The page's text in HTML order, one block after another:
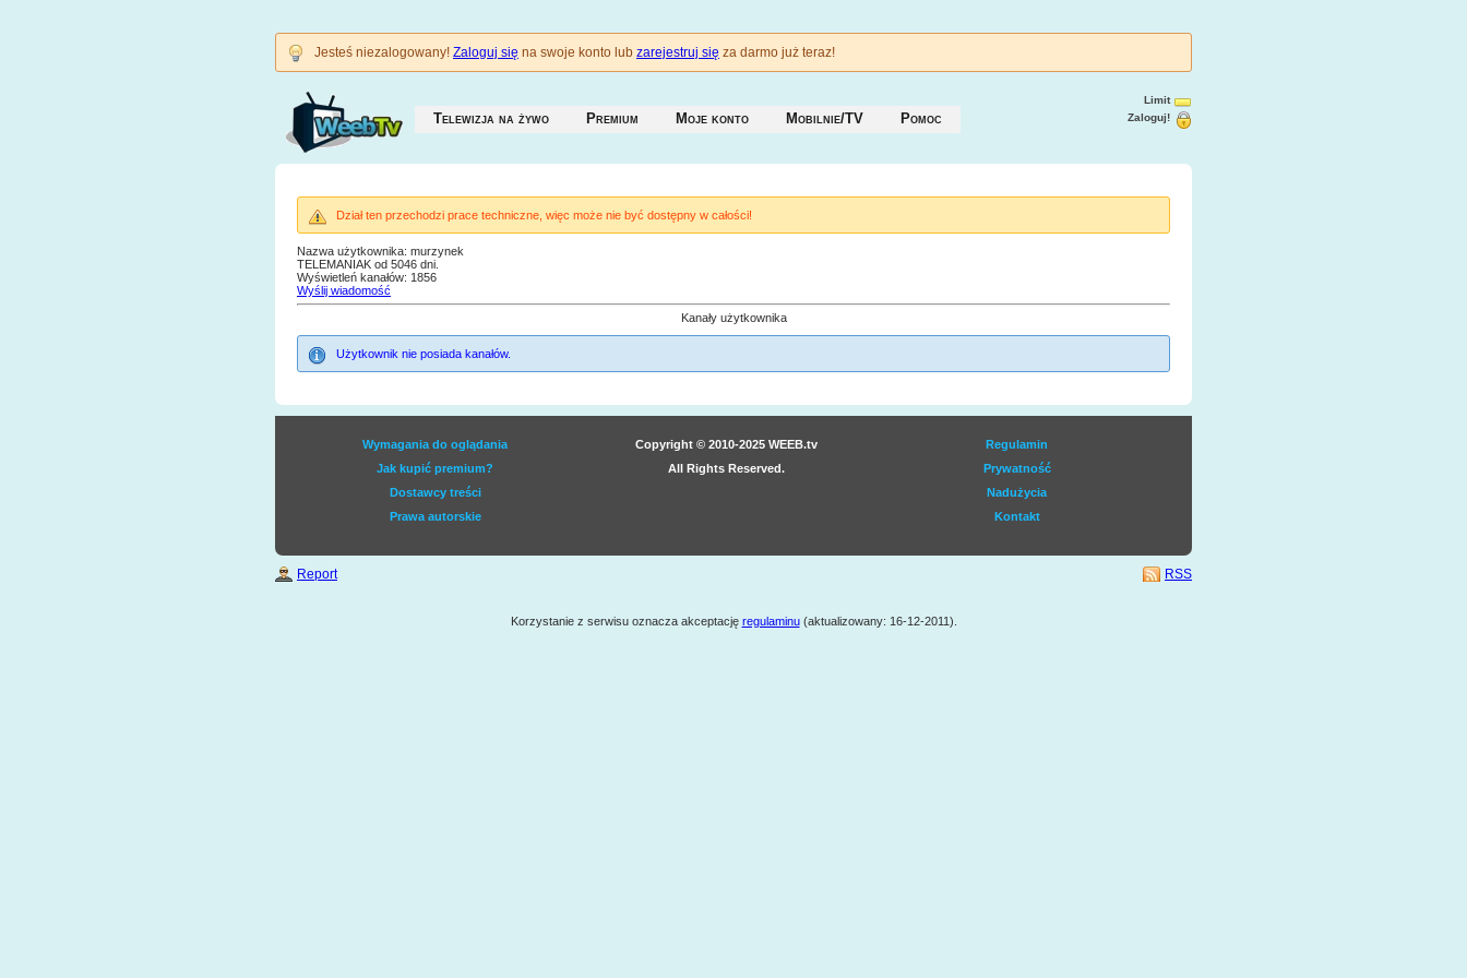
Jesteś niezalogowany! Zaloguj się na swoje konto lub zarejestruj się za darmo już teraz!
Telewizja na żywo Premium Moje konto Mobilnie/TV Pomoc
Limit
Zaloguj!
Dział ten przechodzi prace techniczne, więc może nie być dostępny w całości!
Nazwa użytkownika: murzynek
TELEMANIAK od 5046 dni.
Wyświetleń kanałów: 1856
Wyślij wiadomość
Kanały użytkownika
Użytkownik nie posiada kanałów.
Wymagania do oglądania
Jak kupić premium?
Dostawcy treści
Prawa autorskie
Copyright © 2010-2025 WEEB.tv
All Rights Reserved.
Regulamin
Prywatność
Nadużycia
Kontakt
Report RSS
Korzystanie z serwisu oznacza akceptację regulaminu(aktualizowany: 16-12-2011).